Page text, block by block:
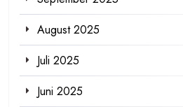
August 2025
Juli 2025
Juni 2025